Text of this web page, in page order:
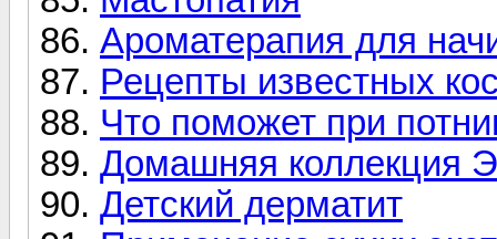
Ароматерапия для
Рецепты известных
Что поможет при
Домашняя коллекция
Детский дерматит